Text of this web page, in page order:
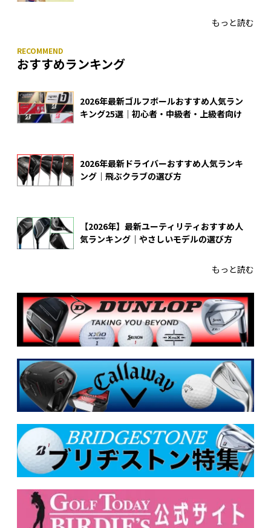
もっと読む
おすすめランキング
2026年最新ゴルフボールおすすめ人気ラン
キング25選｜初心者・中級者・上級者向け
2026年最新ドライバーおすすめ人気ランキ
ング｜飛ぶクラブの選び方
【2026年】最新ユーティリティおすすめ人
気ランキング｜やさしいモデルの選び方
もっと読む